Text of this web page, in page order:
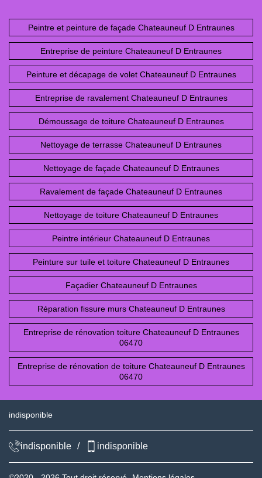
Peintre et peinture de façade Chateauneuf D Entraunes
Entreprise de peinture Chateauneuf D Entraunes
Peinture et décapage de volet Chateauneuf D Entraunes
Entreprise de ravalement Chateauneuf D Entraunes
Démoussage de toiture Chateauneuf D Entraunes
Nettoyage de terrasse Chateauneuf D Entraunes
Nettoyage de façade Chateauneuf D Entraunes
Ravalement de façade Chateauneuf D Entraunes
Nettoyage de toiture Chateauneuf D Entraunes
Peintre intérieur Chateauneuf D Entraunes
Peinture sur tuile et toiture Chateauneuf D Entraunes
Façadier Chateauneuf D Entraunes
Réparation fissure murs Chateauneuf D Entraunes
Entreprise de rénovation toiture Chateauneuf D Entraunes
06470
Entreprise de rénovation de toiture Chateauneuf D Entraunes
06470
indisponible
indisponible / indisponible